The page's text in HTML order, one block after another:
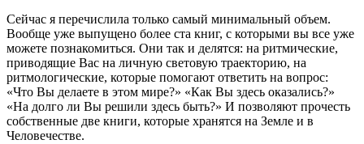
Сейчас я перечислила только самый минимальный объем.
Вообще уже выпущено более ста книг, с которыми вы все уже
можете познакомиться. Они так и делятся: на ритмические,
приводящие Вас на личную световую траекторию, на
ритмологические, которые помогают ответить на вопрос:
«Что Вы делаете в этом мире?» «Как Вы здесь оказались?»
«На долго ли Вы решили здесь быть?» И позволяют прочесть
собственные две книги, которые хранятся на Земле и в
Человечестве.